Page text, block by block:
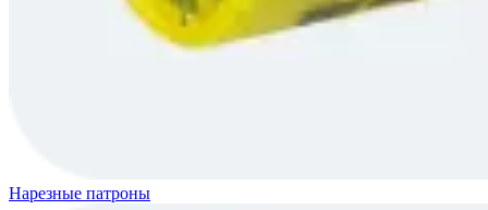
Нарезные патроны